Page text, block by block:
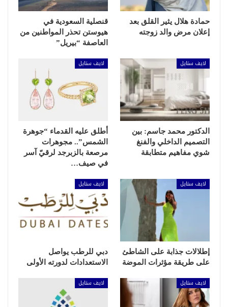
حمادة هلال يثير القلق بعد
إعلان مرض والد زوجته
قنصلية السعودية في
هيوستن تحذر المواطنين من
العاصفة “بيريل”
لايف ستايل
الدكتور محمد جاسم: بين
التصميم الداخلي والفنغ
شوي مفاهيم متطابقة
لايف ستايل
أطلق عليه القدماء “جوهرة
الشمس”.. مجوهرات
مرصعة بالزبرجد لرقيّ آسر
في صيف…
لايف ستايل
إطلالات جذابة على الشاطئ
على طريقة مؤثرات الموضة
لايف ستايل
دبي للرطب يواصل
الاستعدادات لدورته الأولى
لايف ستايل لايف ستايل